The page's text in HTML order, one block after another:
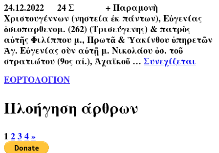
24.12.2022 24 Σ + Παραμονὴ
Χριστουγέννων (νηστεία ἐκ πάντων), Εὐγενίας
ὁσιοπαρθενομ. (262) (Τρισεύγενης) & πατρὸς
αὐτῆς Φιλίππου μ., Πρωτᾶ & Ὑακίνθου ὑπηρετῶν
Ἁγ. Εὐγενίας σὺν αὐτῇ μ. Νικολάου ὁσ. τοῦ
στρατιώτου (9ος αἰ.), Ἀχαϊκοῦ … Συνεχίζεται
ΕΟΡΤΟΛΟΓΙΟΝ
Πλοήγηση άρθρων
1 234»